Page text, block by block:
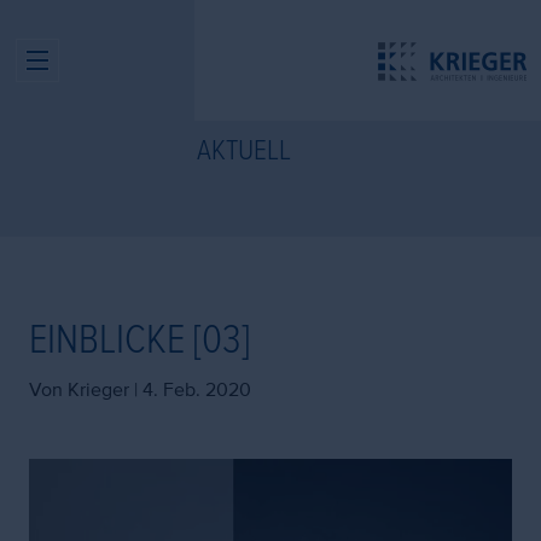
AKTUELL
EINBLICKE [03]
Von Krieger | 4. Feb. 2020